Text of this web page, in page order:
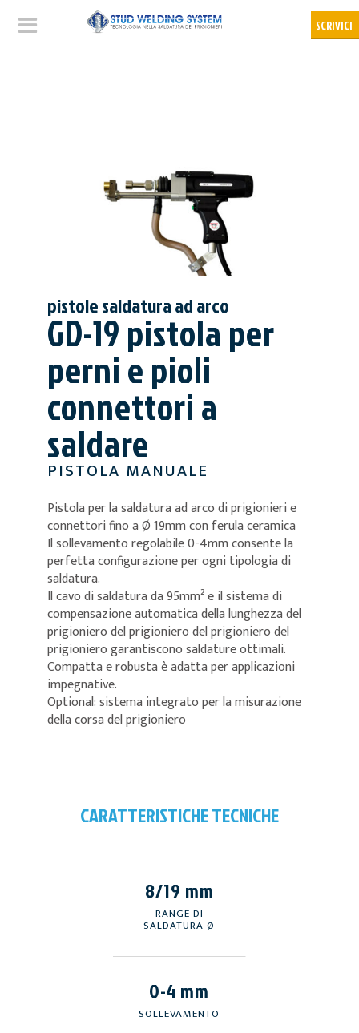
pistole saldatura ad arco
GD-19 pistola per
perni e pioli
connettori a
saldare
PISTOLA MANUALE
Pistola per la saldatura ad arco di prigionieri e
connettori fino a Ø 19mm con ferula ceramica
Il sollevamento regolabile 0-4mm consente la
perfetta configurazione per ogni tipologia di
saldatura.
Il cavo di saldatura da 95mm² e il sistema di
compensazione automatica della lunghezza del
prigioniero del prigioniero del prigioniero del
prigioniero garantiscono saldature ottimali.
Compatta e robusta è adatta per applicazioni
impegnative.
Optional: sistema integrato per la misurazione
della corsa del prigioniero
CARATTERISTICHE TECNICHE
8/19 mm
RANGE DI
SALDATURA Ø
0-4 mm
SOLLEVAMENTO